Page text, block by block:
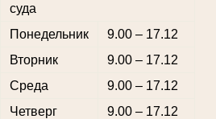
суда
Понедельник
9.00 – 17.12
Вторник
9.00 – 17.12
Среда
9.00 – 17.12
Четверг
9.00 – 17.12